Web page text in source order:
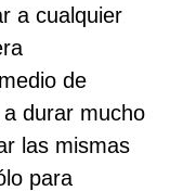
a cualquier
de
durar mucho
las mismas
para